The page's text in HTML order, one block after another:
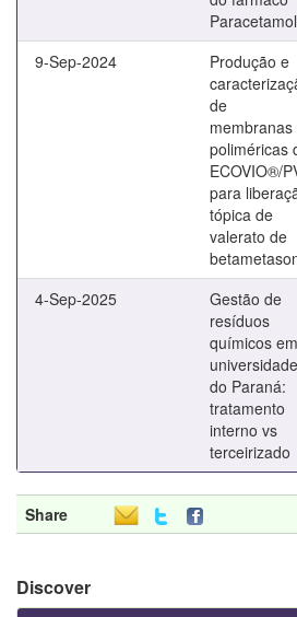
Paracetamol
9-Sep-2024
Produção e
de
membranas
poliméricas
ECOVIO®/
para
tópica de
valerato de
4-Sep-2025
Gestão de
resíduos
químicos em
do Paraná:
tratamento
interno vs
terceirizado
Share
Discover